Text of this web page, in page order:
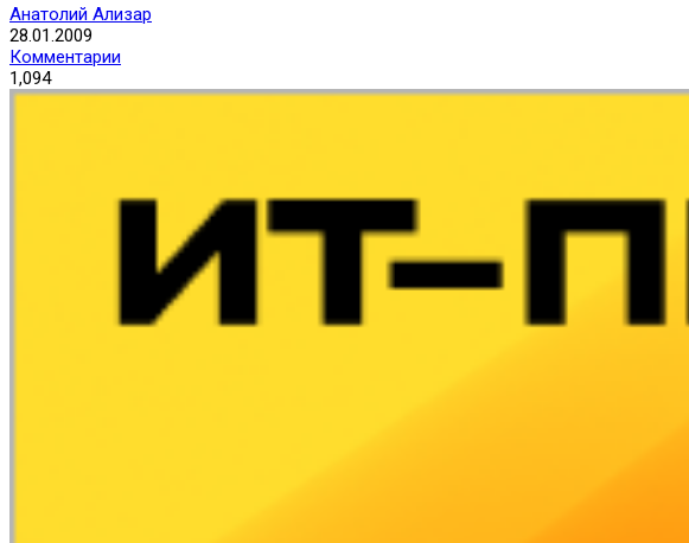
Анатолий Ализар
28.01.2009
Комментарии
1,094